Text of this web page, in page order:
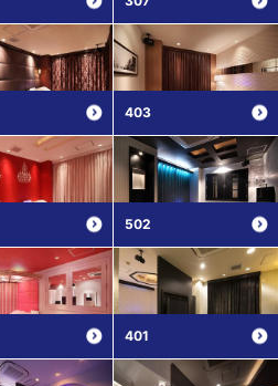
403
502
401